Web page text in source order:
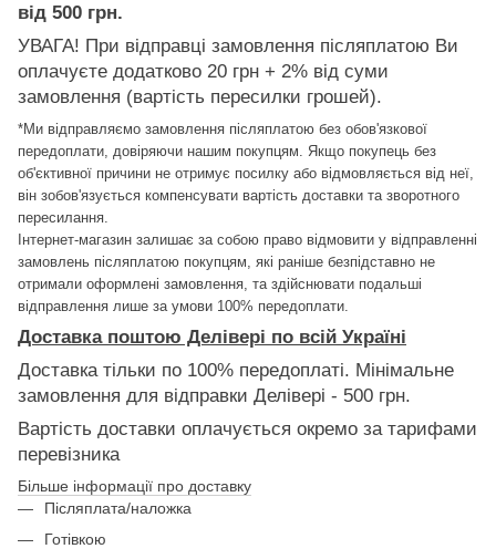
від 500 грн.
УВАГА! При відправці замовлення післяплатою Ви
оплачуєте додатково 20 грн + 2% від суми
замовлення (вартість пересилки грошей).
*Ми відправляємо замовлення післяплатою без обов'язкової
передоплати, довіряючи нашим покупцям. Якщо покупець без
об'єктивної причини не отримує посилку або відмовляється від неї,
він зобов'язується компенсувати вартість доставки та зворотного
пересилання.
Інтернет-магазин залишає за собою право відмовити у відправленні
замовлень післяплатою покупцям, які раніше безпідставно не
отримали оформлені замовлення, та здійснювати подальші
відправлення лише за умови 100% передоплати.
Доставка поштою Делівері по всій Україні
Доставка тільки по 100% передоплаті. Мінімальне
замовлення для відправки Делівері - 500 грн.
Вартість доставки оплачується окремо за тарифами
перевізника
Більше інформації про доставку
Післяплата/наложка
Готівкою